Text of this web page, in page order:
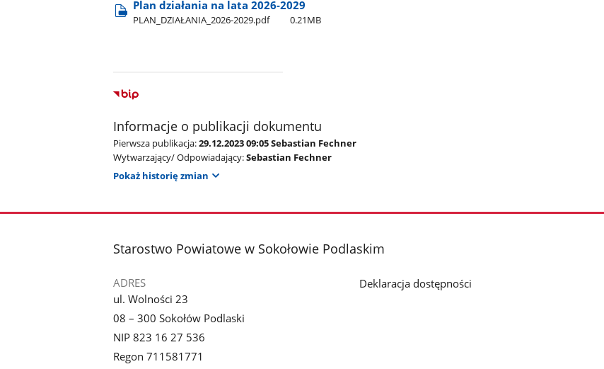
Plan działania na lata 2026-2029
PLAN​_DZIAŁANIA​_2026-2029.pdf 0.21MB
Informacje o publikacji dokumentu
Pierwsza publikacja:29.12.2023 09:05 Sebastian Fechner
Wytwarzający/ Odpowiadający:Sebastian Fechner
Pokaż historię zmian
stopka
Starostwo Powiatowe w Sokołowie Podlaskim
ADRES
ul. Wolności 23
08 – 300 Sokołów Podlaski
NIP 823 16 27 536
Regon 711581771
Deklaracja dostępności